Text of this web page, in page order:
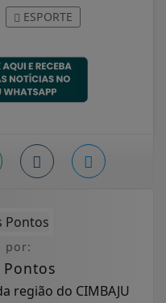
ESPORTE
por:
região do CIMBAJU